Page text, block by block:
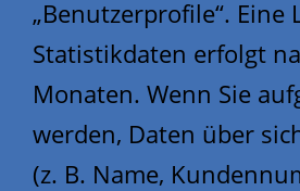
„Benutzerprofile“. Eine
Statistikdaten erfolgt
Monaten. Wenn Sie
werden, Daten über
(z. B. Name,